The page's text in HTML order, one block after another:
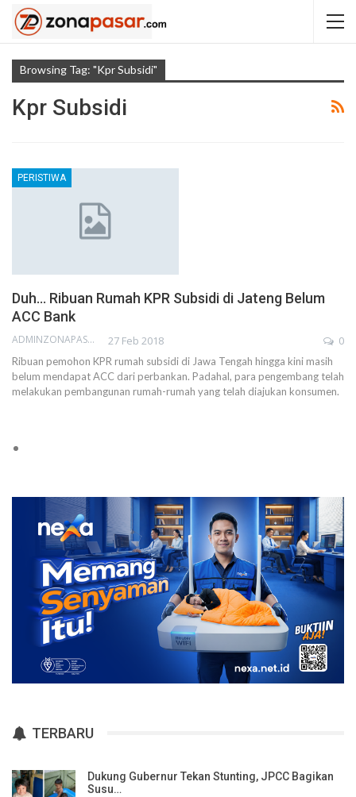
Browsing Tag: "kpr Subsidi"
Kpr Subsidi
PERISTIWA
Duh… Ribuan Rumah KPR Subsidi di Jateng Belum
ACC Bank
ADMINZONAPASAR 27 Feb 2018 0
Ribuan pemohon KPR rumah subsidi di Jawa Tengah hingga kini masih
belum mendapat ACC dari perbankan. Padahal, para pengembang telah
melakukan pembangunan rumah-rumah yang telah diajukan konsumen.
TERBARU
Dukung Gubernur Tekan Stunting, JPCC Bagikan
Susu…